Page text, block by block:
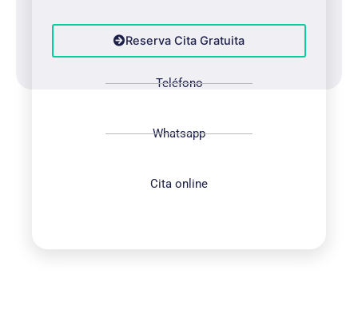
Reserva Cita Gratuita
Teléfono
Whatsapp
Cita online